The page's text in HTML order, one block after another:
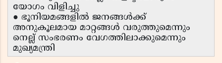
യോഗം വിളിച്ചു
● ഭൂനിയമങ്ങളിൽ ജനങ്ങൾക്ക്
അനുകൂലമായ മാറ്റങ്ങൾ വരുത്തുമെന്നും
നെല്ല് സംഭരണം വേഗത്തിലാക്കുമെന്നും
മുഖ്യമന്ത്രി